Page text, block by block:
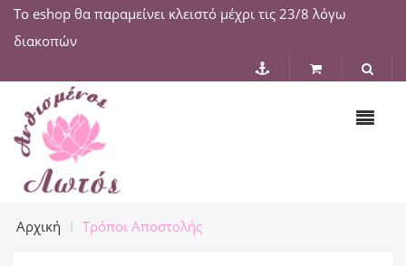
Το eshop θα παραμείνει κλειστό μέχρι τις 23/8 λόγω
διακοπών
Αρχική Τρόποι Αποστολής